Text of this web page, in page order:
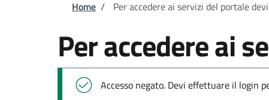
Home / Per accedere ai servizi del portale
Per accedere ai
Messaggio di stato
Accesso negato. Devi effettuare il login